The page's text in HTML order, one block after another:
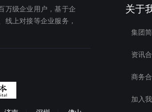
万级企业用户，基于企
上对接等企业服务，
关于
集团
资讯
商务
加入